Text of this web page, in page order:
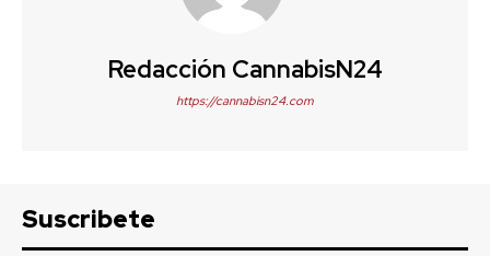
Redacción CannabisN24
https://cannabisn24.com
Suscribete